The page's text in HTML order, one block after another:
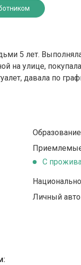
5 лет.
на улице,
давала по
C
Личный